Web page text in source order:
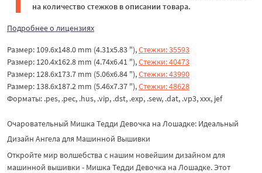
на количество стежков в описании товара.
Подробнее о лицензиях
Размер: 109.6x148.0 mm (4.31x5.83 "),Стежки: 35593
Размер: 120.4x162.8 mm (4.74x6.41 "),Стежки: 40473
Размер: 128.6x173.7 mm (5.06x6.84 "),Стежки: 43990
Размер: 138.6x187.2 mm (5.46x7.37 "),Стежки: 48628
Форматы: .pes, .pec, .hus, .vip, .dst, .exp, .sew, .dat, .vp3, xxx, jef
Очаровательный Мишка Тедди Девочка на Лошадке: Идеальный
Дизайн Ангела для Машинной Вышивки
Откройте мир волшебства с нашим новейшим дизайном для
машинной вышивки - Мишка Тедди Девочка на Лошадке. Этот